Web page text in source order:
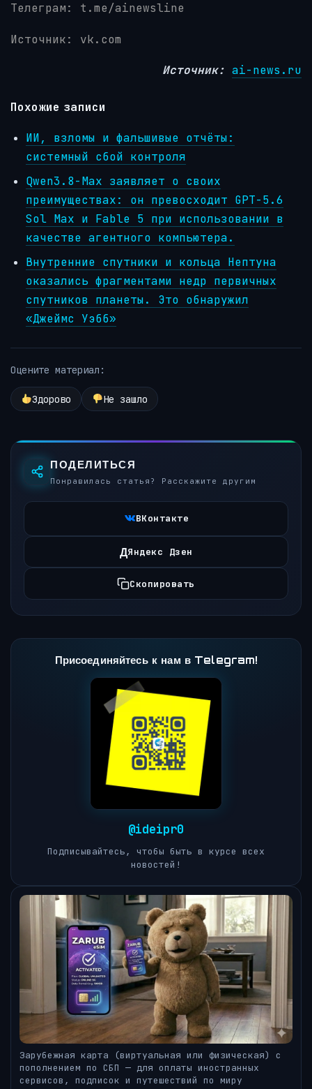
Телеграм: t.me/ainewsline
Источник: vk.com
Источник: ai-news.ru
Похожие записи
ИИ, взломы и фальшивые отчёты:
системный сбой контроля
Qwen3.8-Max заявляет о своих
преимуществах: он превосходит GPT-5.6
Sol Max и Fable 5 при использовании в
качестве агентного компьютера.
Внутренние спутники и кольца Нептуна
оказались фрагментами недр первичных
спутников планеты. Это обнаружил
«Джеймс Уэбб»
Оцените материал:
Здорово Не зашло
ПОДЕЛИТЬСЯ
Понравилась статья? Расскажите другим
ВКонтакте
ДЯндекс Дзен
Скопировать
Присоединяйтесь к нам в Telegram!
@ideipr0
Подписывайтесь, чтобы быть в курсе всех
новостей!
Зарубежная карта (виртуальная или физическая) с
пополнением по СБП — для оплаты иностранных
сервисов, подписок и путешествий по миру